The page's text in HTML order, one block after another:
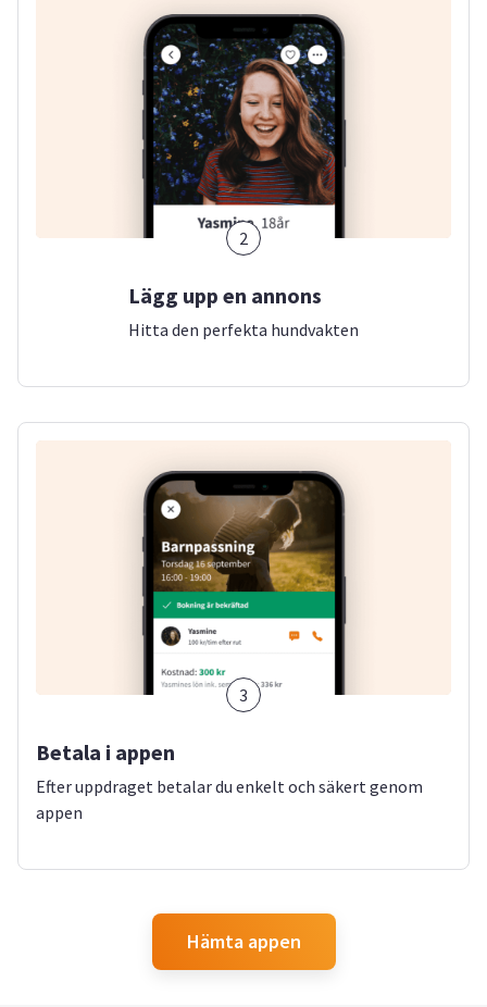
2
Lägg upp en annons
Hitta den perfekta hundvakten
3
Betala i appen
Efter uppdraget betalar du enkelt och säkert genom
appen
Hämta appen